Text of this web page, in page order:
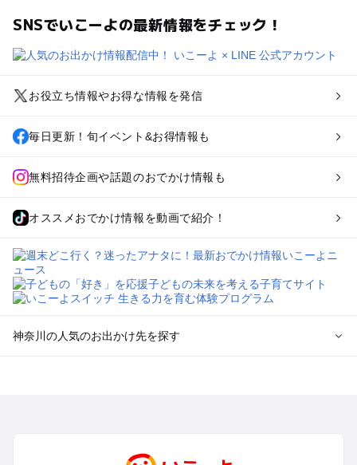
SNSでいこーよの最新情報をチェック！
お役立ち情報やお得な情報を発信
毎日更新！旬イベント&お得情報も
無料招待企画や話題のおでかけ情報も
オススメおでかけ情報を動画で紹介！
神奈川の人気のお出かけ先を探す